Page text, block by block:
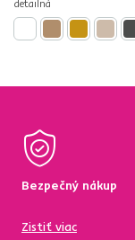
detailná
Bezpečný nákup
Zistiť viac